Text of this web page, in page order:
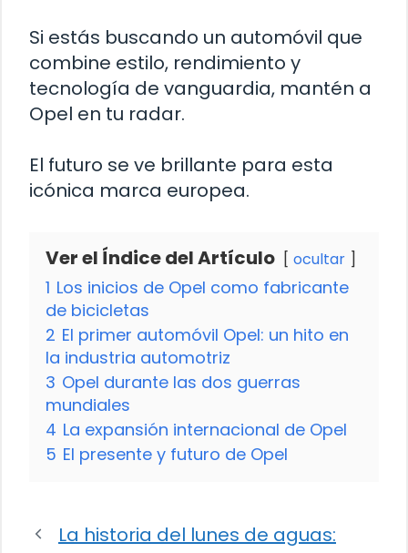
Si estás buscando un automóvil que
combine estilo, rendimiento y
tecnología de vanguardia, mantén a
Opel en tu radar.
El futuro se ve brillante para esta
icónica marca europea.
Ver el Índice del Artículo ocultar
1 Los inicios de Opel como fabricante
de bicicletas
2 El primer automóvil Opel: un hito en
la industria automotriz
3 Opel durante las dos guerras
mundiales
4 La expansión internacional de Opel
5 El presente y futuro de Opel
La historia del lunes de aguas: